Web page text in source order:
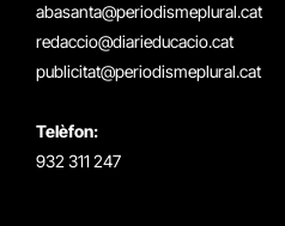
abasanta@periodismeplural.cat
redaccio@diarieducacio.cat
publicitat@periodismeplural.cat
Telèfon:
932 311 247